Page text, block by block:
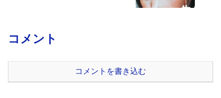
コメント
コメントを書き込む